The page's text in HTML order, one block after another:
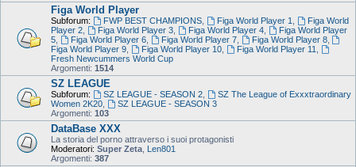
Figa World Player
Subforum: FWP BEST CHAMPIONS, Figa World Player 1
Figa World
Player 2
Figa World Player 3, Figa World Player 4,
Figa World Player
5
Figa World Player 6, Figa World Player 7, Figa World Player 8,
Figa World Player 9
Figa World Player 10, Figa World Player 11
Fresh Newcummers World Cup
Argomenti: 1514
SZ LEAGUE
Subforum: SZ LEAGUE - SEASON 2,
SZ The League of Exxxtraordinary
Women 2K20
SZ LEAGUE - SEASON 3
Argomenti: 103
DataBase XXX
La storia del porno attraverso i suoi protagonisti
Moderatori: Super Zeta Len801
Argomenti: 387